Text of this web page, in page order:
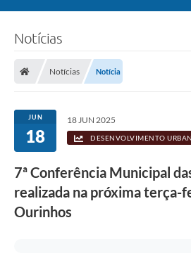
Portal da Transparência
Turismo
Secretarias
Ouvidoria
Notícias
Notícias Notícia
JUN
18
18 JUN 2025
DESENVOLVIMENTO
7ª Conferência Municipal
realizada na próxima terça-
Ourinhos